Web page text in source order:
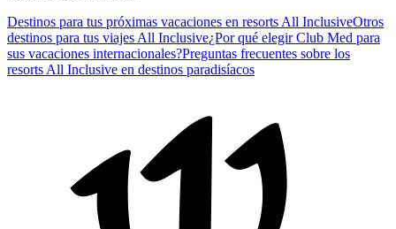
Destinos para tus próximas vacaciones en resorts All InclusiveOtros
destinos para tus viajes All Inclusive¿Por qué elegir Club Med para
sus vacaciones internacionales?Preguntas frecuentes sobre los
resorts All Inclusive en destinos paradisíacos